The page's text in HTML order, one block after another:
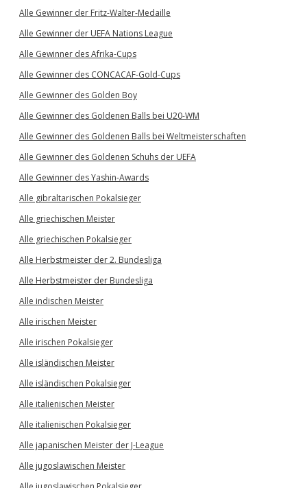
Alle Gewinner der Fritz-Walter-Medaille
Alle Gewinner der UEFA Nations League
Alle Gewinner des Afrika-Cups
Alle Gewinner des CONCACAF-Gold-Cups
Alle Gewinner des Golden Boy
Alle Gewinner des Goldenen Balls bei U20-WM
Alle Gewinner des Goldenen Balls bei Weltmeisterschaften
Alle Gewinner des Goldenen Schuhs der UEFA
Alle Gewinner des Yashin-Awards
Alle gibraltarischen Pokalsieger
Alle griechischen Meister
Alle griechischen Pokalsieger
Alle Herbstmeister der 2. Bundesliga
Alle Herbstmeister der Bundesliga
Alle indischen Meister
Alle irischen Meister
Alle irischen Pokalsieger
Alle isländischen Meister
Alle isländischen Pokalsieger
Alle italienischen Meister
Alle italienischen Pokalsieger
Alle japanischen Meister der J-League
Alle jugoslawischen Meister